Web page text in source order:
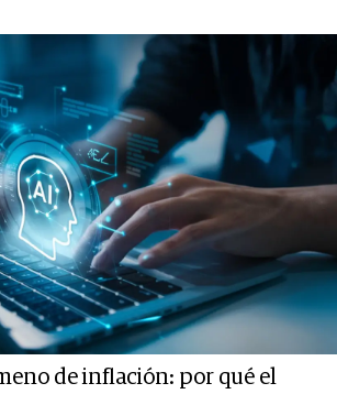
de inflación: por qué el